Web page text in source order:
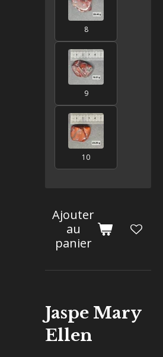
8
9
10
Ajouter
au
panier
Jaspe Mary
Ellen